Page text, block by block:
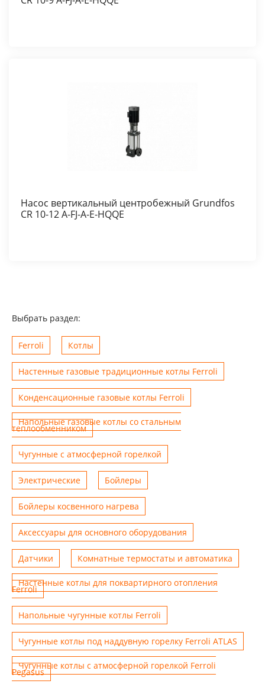
Насос вертикальный центробежный Grundfos
CR 10-12 A-FJ-A-E-HQQE
Выбрать раздел:
Ferroli Котлы
Настенные газовые традиционные котлы Ferroli
Конденсационные газовые котлы Ferroli
Напольные газовые котлы со стальным
теплообменником
Чугунные с атмосферной горелкой
Электрические Бойлеры
Бойлеры косвенного нагрева
Аксессуары для основного оборудования
Датчики Комнатные термостаты и автоматика
Настенные котлы для поквартирного отопления
Ferroli
Напольные чугунные котлы Ferroli
Чугунные котлы под наддувную горелку Ferroli ATLAS
Чугунные котлы с атмосферной горелкой Ferroli
Pegasus